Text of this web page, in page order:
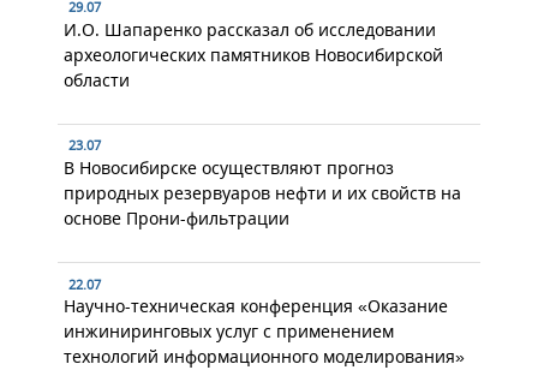
29.07
И.О. Шапаренко рассказал об исследовании
археологических памятников Новосибирской
области
23.07
В Новосибирске осуществляют прогноз
природных резервуаров нефти и их свойств на
основе Прони-фильтрации
22.07
Научно-техническая конференция «Оказание
инжиниринговых услуг с применением
технологий информационного моделирования»